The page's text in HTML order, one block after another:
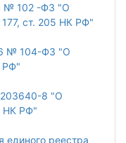
№ 102 -ФЗ "О
177, ст. 205 НК РФ"
№ 104-ФЗ "О
РФ"
8 "О
НК РФ"
единого реестра